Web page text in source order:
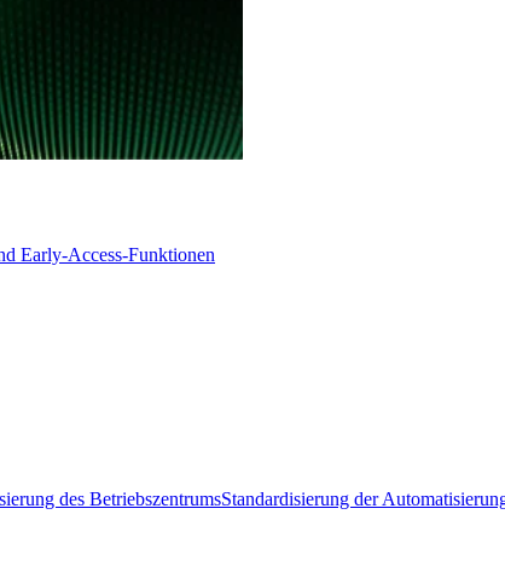
Early-Access-Funktionen
des BetriebszentrumsStandardisierung der